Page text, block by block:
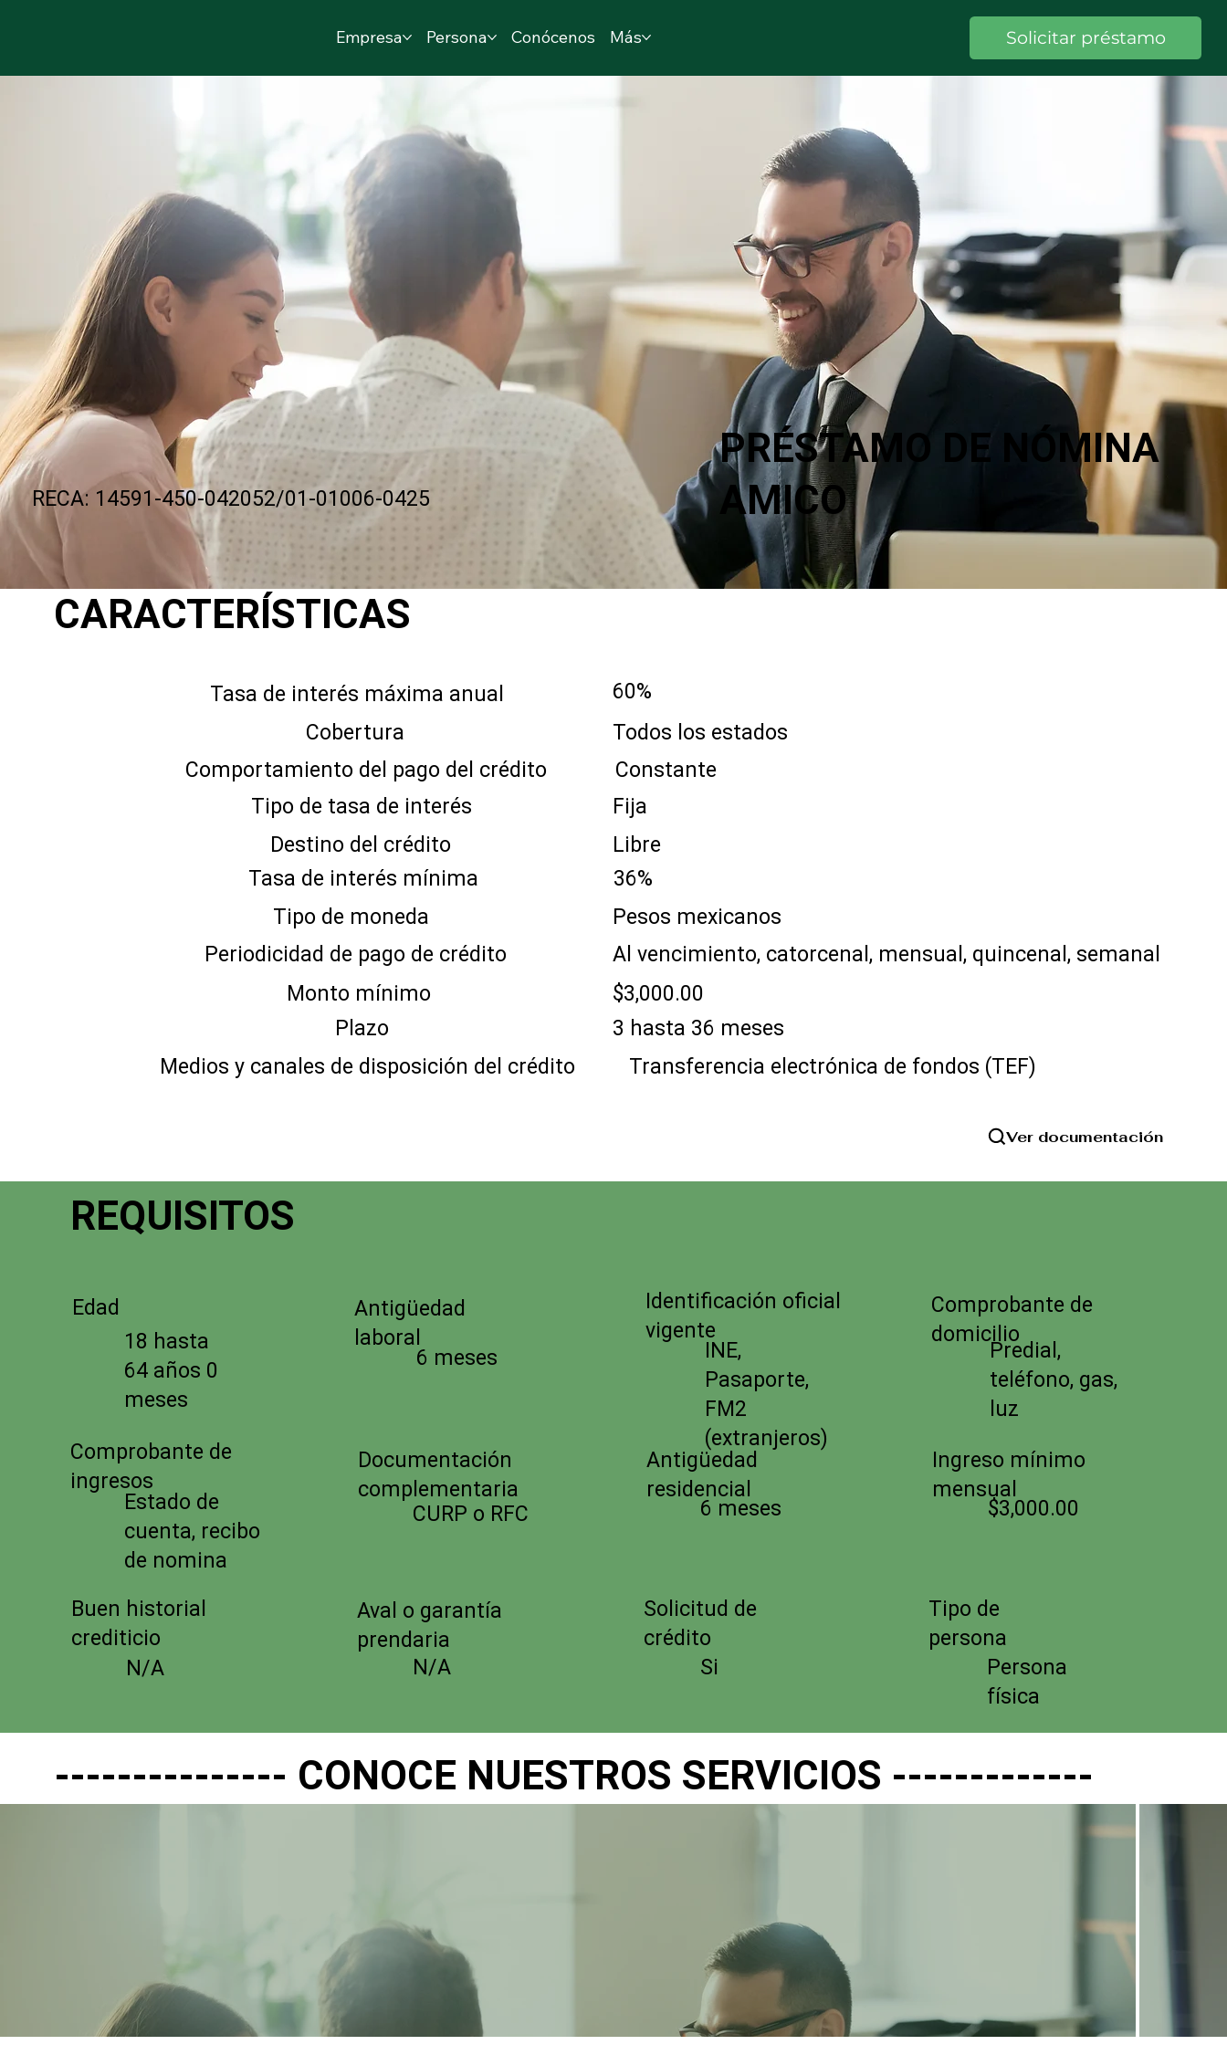
Empresa Persona Conócenos Más Solicitar préstamo
Tasa de interés máxima anual
Cobertura
Comportamiento del pago del crédito
Tipo de tasa de interés
Destino del crédito
Tipo de moneda
Tasa de interés mínima
Periodicidad de pago de crédito
Plazo
Monto mínimo
Medios y canales de disposición del crédito
60%
Todos los estados
Constante
Fija
Libre
36%
Pesos mexicanos
Al vencimiento, catorcenal, mensual, quincenal, semanal
$3,000.00
3 hasta 36 meses
Transferencia electrónica de fondos (TEF)
RECA: 14591-450-042052/01-01006-0425
PRÉSTAMO DE NÓMINA
AMICO
CARACTERÍSTICAS
Ver documentación
REQUISITOS
Edad
18 hasta
64 años 0
meses
Comprobante de
ingresos
Estado de
cuenta, recibo
de nomina
Buen historial
crediticio
N/A
Antigüedad
laboral
6 meses
CURP o RFC
Documentación
complementaria
Aval o garantía
prendaria
N/A
Identificación oficial
vigente
INE,
Pasaporte,
FM2
(extranjeros)
Antigüedad
residencial
6 meses
Solicitud de
crédito
Si
Comprobante de
domicilio
Predial,
teléfono, gas,
luz
$3,000.00
Ingreso mínimo
mensual
Tipo de
persona
Persona
física
--------------- CONOCE NUESTROS SERVICIOS -------------